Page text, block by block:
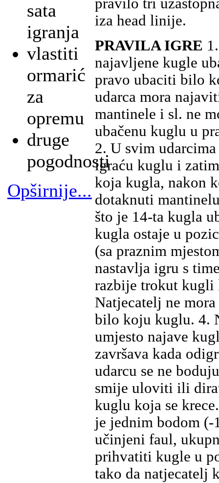
sata
igranja
vlastiti
ormarić
za
opremu
druge
pogodnosti
Opširnije...
pravilo tri
iza head linije.
PRAVILA IGRE
najavljene kugle
pravo ubaciti bilo
udarca mora
mantinele i sl. ne
ubačenu kuglu u
2. U svim
igraću kuglu i
koja kugla, nakon
dotaknuti
što je 14-ta kugla
kugla ostaje u
(sa praznim
nastavlja igru s
razbije trokut kugli
Natjecatelj ne
bilo koju kuglu. 4.
umjesto najave
završava kada
udarcu se ne
smije uloviti ili
kuglu koja se
je jednim bodom (-
učinjeni faul,
prihvatiti kugle u
tako da natjecatelj